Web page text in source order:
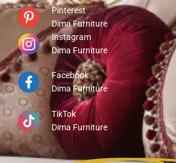
Pinterest
Dima Furniture
Instagram
Dima Furniture
Facebook
Dima Furniture
TikTok
Dima Furniture